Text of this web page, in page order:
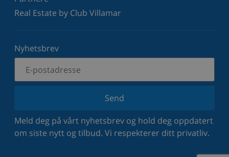
Real Estate by Club Villamar
Nyhetsbrev
Send
Meld deg på vårt nyhetsbrev og hold deg oppdatert
om siste nytt og tilbud. Vi respekterer ditt privatliv.